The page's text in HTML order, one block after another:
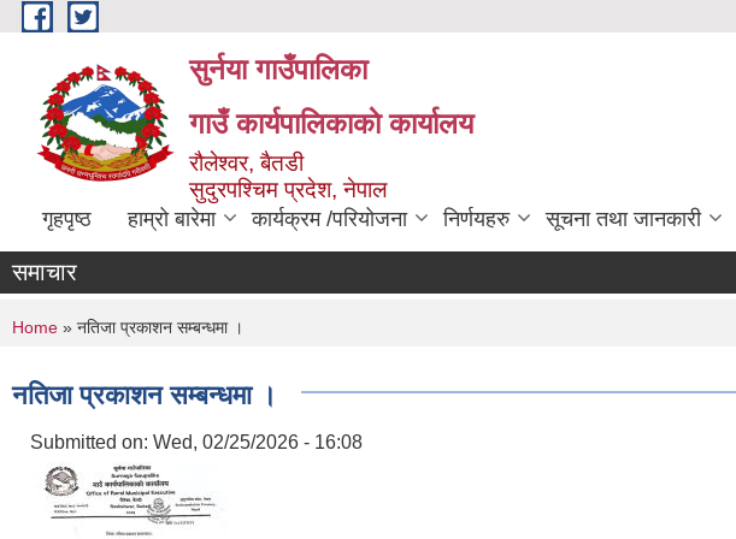
Skip to main content
सुर्नया गाउँपालिका
गाउँ कार्यपालिकाकाे कार्यालय
रौलेश्वर, बैतडी
सुदुरपश्चिम प्रदेश, नेपाल
गृहपृष्ठ हाम्रो बारेमा कार्यक्रम /परियोजना निर्णयहरु सूचना तथा जानकारी
समाचार
You are here
Home » नतिजा प्रकाशन सम्बन्धमा ।
नतिजा प्रकाशन सम्बन्धमा ।
Submitted on: Wed, 02/25/2026 - 16:08